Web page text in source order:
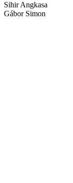
Sihir Angkasa
Gábor Simon